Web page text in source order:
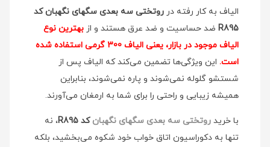
الیاف به کار رفته در روتختی سه بعدی سگهای نگهبان کد
R895 ضد حساسیت و ضد عرق هستند و از بهترین نوع
الیاف موجود در بازار، یعنی الیاف 300 گرمی استفاده شده
است. این ویژگی‌ها تضمین می‌کند که الیاف پس از
شستشو گلوله نمی‌شوند و پاره نمی‌شوند، بنابراین
همیشه زیبایی و راحتی را برای شما به ارمغان می‌آورند.
با خرید روتختی سه بعدی سگهای نگهبان کد R895
، نه
تنها به دکوراسیون اتاق خواب خود شکوه می‌بخشید، بلکه